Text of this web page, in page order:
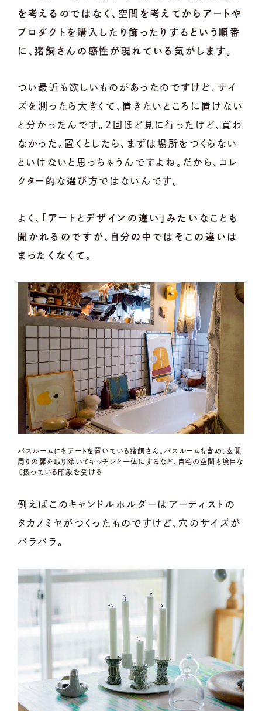
を考えるのではなく、空間を考えてからアートや
プロダクトを購入したり飾ったりするという順番
に、猪飼さんの感性が現れている気がします。
つい最近も欲しいものがあったのですけど、サイ
ズを測ったら大きくて、置きたいところに置けない
と分かったんです。2回ほど見に行ったけど、買わ
なかった。置くとしたら、まずは場所をつくらない
といけないと思っちゃうんですよね。だから、コレ
クター的な選び方ではないんです。
よく、
「アートとデザインの違い」みたいなことも
聞かれるのですが、自分の中ではそこの違いは
まったくなくて。
バスルームにもアートを置いている猪飼さん。バスルームも含め、玄関
周りの扉を取り除いてキッチンと一体にするなど、自宅の空間も境目な
く扱っている印象を受ける
例えばこのキャンドルホルダーはアーティストの
タカノミヤがつくったものですけど、穴のサイズが
バラバラ。